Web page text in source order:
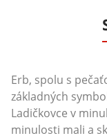
Erb, spolu s
základných
Ladičkovce v
minulosti mali a